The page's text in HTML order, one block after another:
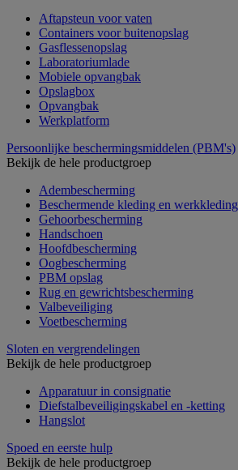
Aftapsteun voor vaten
Containers voor buitenopslag
Gasflessenopslag
Laboratoriumlade
Mobiele opvangbak
Opslagbox
Opvangbak
Werkplatform
Persoonlijke beschermingsmiddelen (PBM's)
Bekijk de hele productgroep
Adembescherming
Beschermende kleding en werkkleding
Gehoorbescherming
Handschoen
Hoofdbescherming
Oogbescherming
PBM opslag
Rug en gewrichtsbescherming
Valbeveiliging
Voetbescherming
Sloten en vergrendelingen
Bekijk de hele productgroep
Apparatuur in consignatie
Diefstalbeveiligingskabel en -ketting
Hangslot
Spoed en eerste hulp
Bekijk de hele productgroep